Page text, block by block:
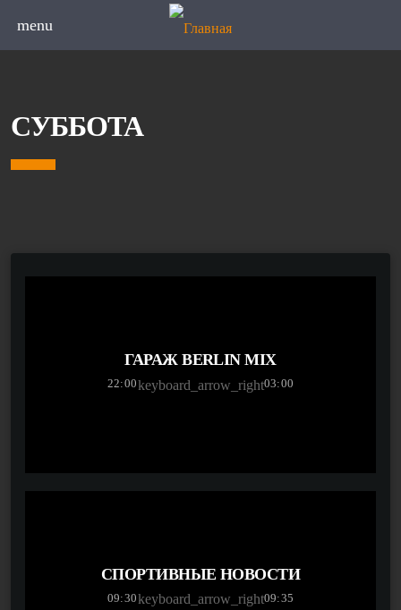
menu
СУББОТА
ГАРАЖ BERLIN MIX
22:00keyboard_arrow_right03:00
СПОРТИВНЫЕ НОВОСТИ
09:30keyboard_arrow_right09:35